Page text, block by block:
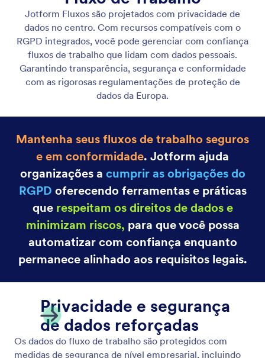
Jotform Fluxos prioriza a privacidade de dados com
conformidade integrada ao RGPD, para que você
possa gerenciar fluxos de trabalho envolvendo
dados pessoais de forma segura e transparente.